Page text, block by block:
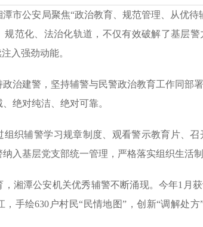
市公安局聚焦“政治教育、规范管理、从优
规范化、法治化轨道，不仅有效破解了基层
入强劲动能。
治建警，坚持辅警与民警政治教育工作同部
绝对纯洁、绝对可靠。
组织辅警学习规章制度、观看警示教育片、
入基层党支部统一管理，严格落实组织生活
，湘潭公安机关优秀辅警不断涌现。今年1月
，手绘630户村民“民情地图”，创新“调解处